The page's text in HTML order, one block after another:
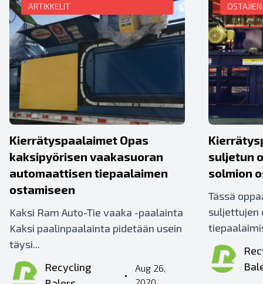
ARTIKKELIT
Kierrätyspaalaimet Opas
kaksipyörisen vaakasuoran
automaattisen tiepaalaimen
ostamiseen
Kaksi Ram Auto-Tie vaaka -paalainta
Kaksi paalinpaalainta pidetään usein
täysi...
Recycling
•
Aug 26,
suljetun
solmion
Tässä
suljettujen